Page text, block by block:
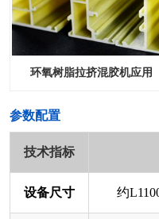
环氧树脂拉挤混胶机应用
​参数配置
技术指标
设备尺寸 约